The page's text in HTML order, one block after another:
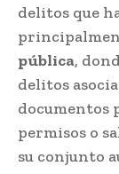
delitos que
pública,
delitos
documentos
permisos o
su conjunto